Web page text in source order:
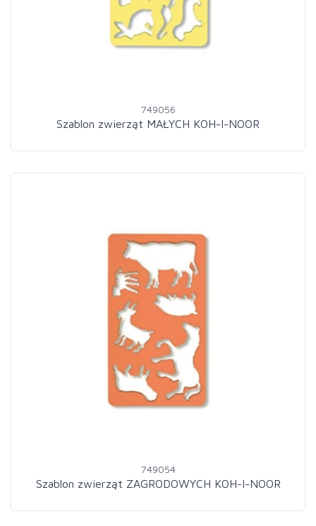
749056
Szablon zwierząt MAŁYCH KOH-I-NOOR
749054
Szablon zwierząt ZAGRODOWYCH KOH-I-NOOR